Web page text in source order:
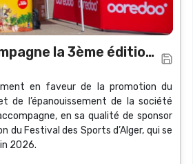
la 3ème édition
d’Alger
en faveur de la promotion du
de l’épanouissement de la société
en sa qualité de sponsor
du Festival des Sports d’Alger, qui se
2026.